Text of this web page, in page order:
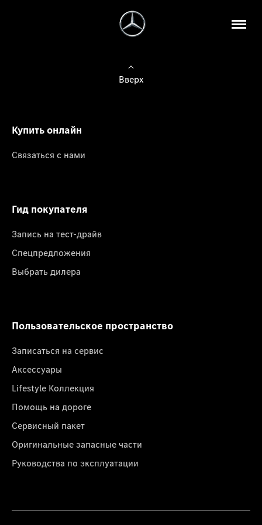
Вверх
Купить онлайн
Связаться с нами
Гид покупателя
Запись на тест-драйв
Спецпредложения
Выбрать дилера
Пользовательское пространство
Записаться на сервис
Аксессуары
Lifestyle Коллекция
Помощь на дороге
Сервисный пакет
Оригинальные запасные части
Руководства по эксплуатации